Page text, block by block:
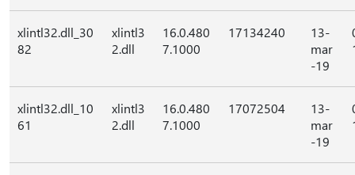
xlintl32.dll_30
82
xlintl3
2.dll
16.0.480
7.1000
17134240
13-
mar
-19
xlintl32.dll_10
61
xlintl3
2.dll
16.0.480
7.1000
17072504
13-
mar
-19